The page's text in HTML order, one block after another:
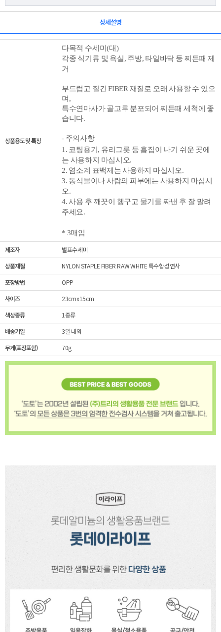
상세설명
상품용도 및 특징
다목적 수세미(대)
각종 식기류 및 욕실, 주방, 타일바닥 등 찌든때 제
거
부드럽고 질긴 FIBER 재질로 오래 사용할 수 있으
며,
특수연마사가 골고루 분포되어 찌든때 세척에 좋
습니다.
- 주의사항
1. 코팅용기, 유리그릇 등 흠집이 나기 쉬운 곳에
는 사용하지 마십시오.
2. 염소계 표백제는 사용하지 마십시오.
3. 동식물이나 사람의 피부에는 사용하지 마십시
오.
4. 사용 후 깨끗이 헹구고 물기를 짜낸 후 잘 말려
주세요.
* 3매입
제조자
별표수세미
상품재질
NYLON STAPLE FIBER RAW WHITE 특수합성연사
포장방법
OPP
사이즈
23cmx15cm
색상종류
1종류
배송기일
3일 내외
무게(포장포함)
70g